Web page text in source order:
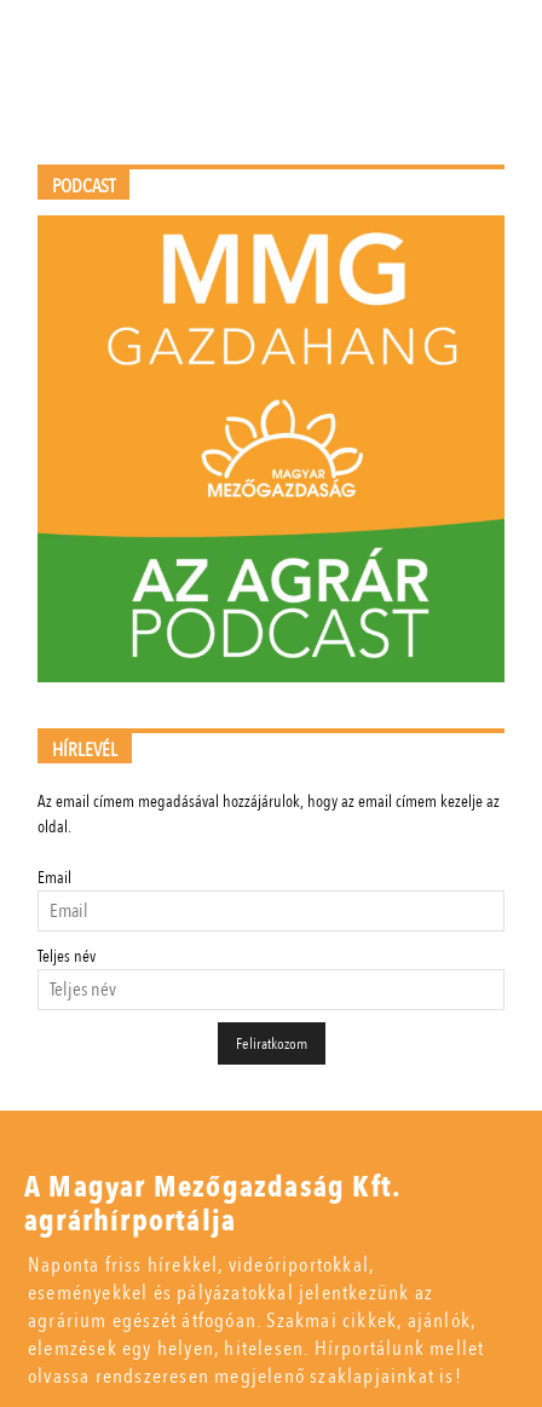
PODCAST
HÍRLEVÉL
Az email címem megadásával hozzájárulok, hogy az email címem kezelje az
oldal.
Email
Teljes név
A Magyar Mezőgazdaság Kft.
agrárhírportálja
Naponta friss hírekkel, videóriportokkal,
eseményekkel és pályázatokkal jelentkezünk az
agrárium egészét átfogóan. Szakmai cikkek, ajánlók,
elemzések egy helyen, hitelesen. Hírportálunk mellet
olvassa rendszeresen megjelenő szaklapjainkat is!